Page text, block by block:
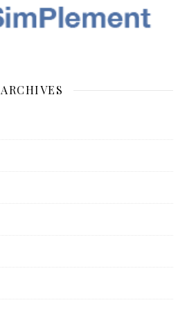
ARCHIVES